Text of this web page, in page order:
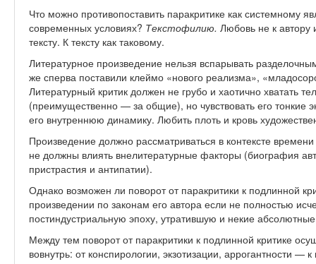
Что можно противопоставить паракритике как системному
современных условиях? Текстофилию. Любовь не к
тексту. К тексту как таковому.
Литературное произведение нельзя вспарывать
же сперва поставили клеймо «нового реализма»,
Литературный критик должен не грубо и хаотично хватать
(преимущественно — за общие), но чувствовать его тонкие
его внутреннюю динамику. Любить плоть и кровь
Произведение должно рассматриваться в контексте
не должны влиять внелитературные факторы (биография
пристрастия и антипатии).
Однако возможен ли поворот от паракритики к подлинной
произведении по законам его автора если не полностью
постиндустриальную эпоху, утратившую и некие
Между тем поворот от паракритики к подлинной критике
вовнутрь: от конспирологии, экзотизации, аррогантности —